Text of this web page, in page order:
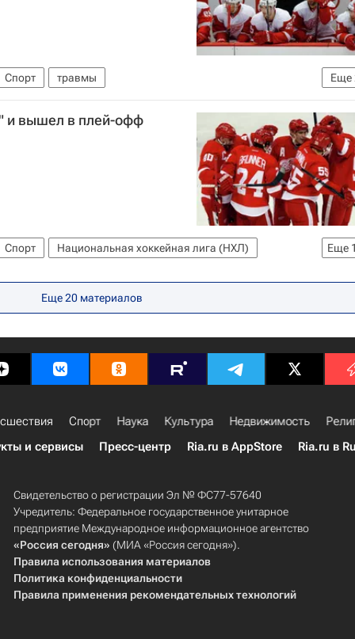
Еще
Спорт
травмы
Детройт Ред Уингз
и вышел в плей-офф
Еще
Спорт
Национальная хоккейная лига (НХЛ)
Детройт Ред Уингз
Еще20 материалов
Спорт Наука Культура Недвижимость
и сервисы Пресс-центр Ria.ru в AppStore Ria.ru в
Свидетельство о регистрации Эл № ФС77-57640
Учредитель: Федеральное государственное унитарное
предприятие Международное информационное агентство
«Россия сегодня» (МИА «Россия сегодня»).
Правила использования материалов
Политика конфиденциальности
Правила применения рекомендательных технологий